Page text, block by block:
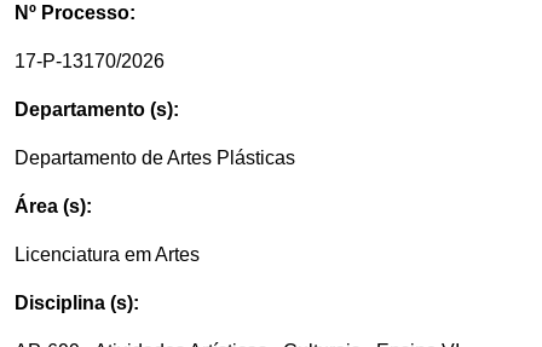
Nº Processo:
17-P-13170/2026
Departamento (s):
Departamento de Artes Plásticas
Área (s):
Licenciatura em Artes
Disciplina (s):